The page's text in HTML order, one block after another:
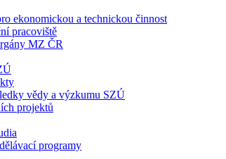
ekonomickou a technickou činnost
pracoviště
MZ ČR
vědy a výzkumu SZÚ
projektů
programy